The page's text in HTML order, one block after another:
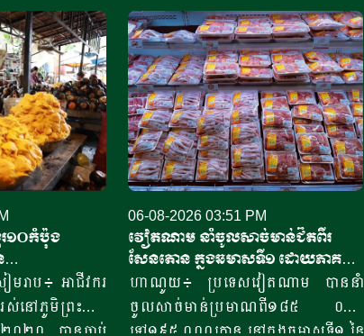
រ១០កំប៉ុង​
ថ្ងៃ
រាប៖ ​អាជីវករ​​
ស់នៅភូមិព្រះដាក់
ាំ​២០២០​ បានចាប់
06-08-2026 03:51 PM
វៀតណាម នាំចូលសាច់មាន់ជិតពីរ
សែនតោន ក្នុងឆមាសទី១ ដោយភាគ
ច្រើននាំចូលពីអាម៉េរិក
ហាណូយ៖ ប្រទេសវៀតណាម បាននាំ
ចូលសាច់មាន់ប្រមាណពី១៨៥ ០០០
ទៅ១៩៥ ០០០តោន នៅក្នុងឆមាសទី១ នៃ